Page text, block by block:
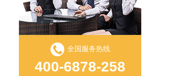
全国服务热线
400-6878-258